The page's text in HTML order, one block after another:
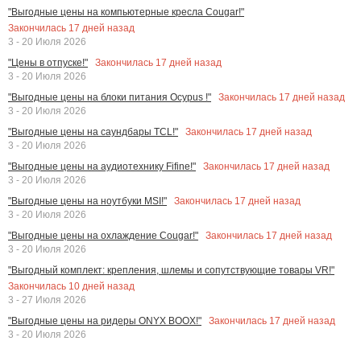
"Выгодные цены на компьютерные кресла Cougar!"
Закончилась 17 дней назад
3 - 20 Июля 2026
"Цены в отпуске!"
Закончилась 17 дней назад
3 - 20 Июля 2026
"Выгодные цены на блоки питания Ocypus !"
Закончилась 17 дней назад
3 - 20 Июля 2026
"Выгодные цены на саундбары TCL!"
Закончилась 17 дней назад
3 - 20 Июля 2026
"Выгодные цены на аудиотехнику Fifine!"
Закончилась 17 дней назад
3 - 20 Июля 2026
"Выгодные цены на ноутбуки MSI!"
Закончилась 17 дней назад
3 - 20 Июля 2026
"Выгодные цены на охлаждение Cougar!"
Закончилась 17 дней назад
3 - 20 Июля 2026
"Выгодный комплект: крепления, шлемы и сопутствующие товары VR!"
Закончилась 10 дней назад
3 - 27 Июля 2026
"Выгодные цены на ридеры ONYX BOOX!"
Закончилась 17 дней назад
3 - 20 Июля 2026